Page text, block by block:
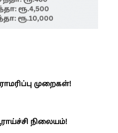
முறைகள்!
நிலையம்!